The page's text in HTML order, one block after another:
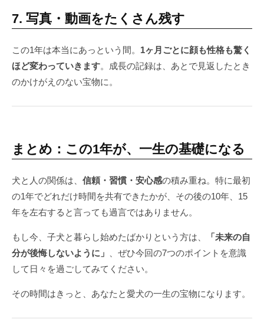
7. 写真・動画をたくさん残す
この1年は本当にあっという間。 1ヶ月ごとに顔も性格も驚く
ほど変わっていきます。成長の記録は、あとで見返したとき
のかけがえのない宝物に。
まとめ：この1年が、一生の基礎になる
犬と人の関係は、 信頼・習慣・安心感の積み重ね。特に最初
の1年でどれだけ時間を共有できたかが、その後の10年、15
年を左右すると言っても過言ではありません。
もし今、子犬と暮らし始めたばかりという方は、
「未来の自
分が後悔しないように」
、ぜひ今回の7つのポイントを意識
して日々を過ごしてみてください。
その時間はきっと、あなたと愛犬の一生の宝物になります。